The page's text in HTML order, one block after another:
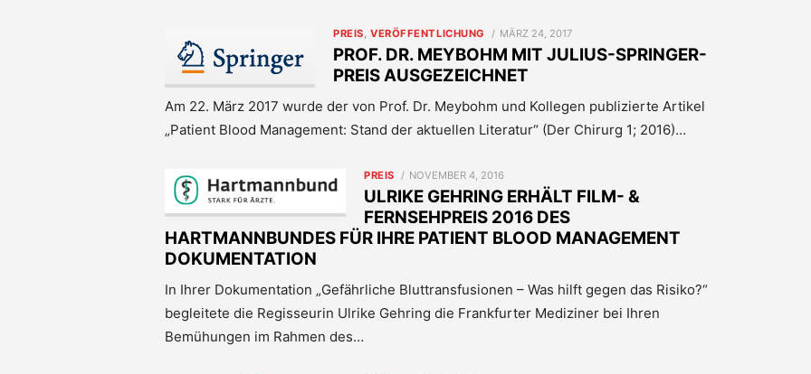
PREIS, VERÖFFENTLICHUNG
POSTED
ON
MÄRZ 24, 2017
PROF. DR. MEYBOHM MIT JULIUS-SPRINGER-
PREIS AUSGEZEICHNET
Am 22. März 2017 wurde der von Prof. Dr. Meybohm und Kollegen publizierte Artikel
„Patient Blood Management: Stand der aktuellen Literatur“ (Der Chirurg 1; 2016)…
PREIS
POSTED
ON
NOVEMBER 4, 2016
ULRIKE GEHRING ERHÄLT FILM- &
FERNSEHPREIS 2016 DES
HARTMANNBUNDES FÜR IHRE PATIENT BLOOD MANAGEMENT
DOKUMENTATION
In Ihrer Dokumentation „Gefährliche Bluttransfusionen – Was hilft gegen das Risiko?“
begleitete die Regisseurin Ulrike Gehring die Frankfurter Mediziner bei Ihren
Bemühungen im Rahmen des…